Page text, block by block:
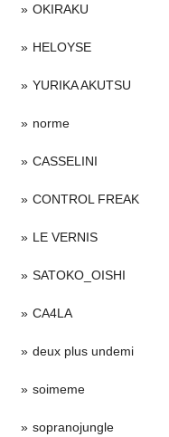
OKIRAKU
HELOYSE
YURIKA AKUTSU
norme
CASSELINI
CONTROL FREAK
LE VERNIS
SATOKO_OISHI
CA4LA
deux plus undemi
soimeme
sopranojungle